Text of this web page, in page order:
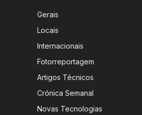
Gerais
Locais
Internacionais
Fotorreportagem
Artigos Técnicos
Crónica Semanal
Novas Tecnologias